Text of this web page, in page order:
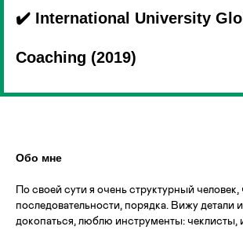
✔️ International University
Coaching (2019)
Обо мне
По своей сути я очень структурный
последовательности, порядка. Вижу детали
докопаться, люблю инструменты: чеклисты,